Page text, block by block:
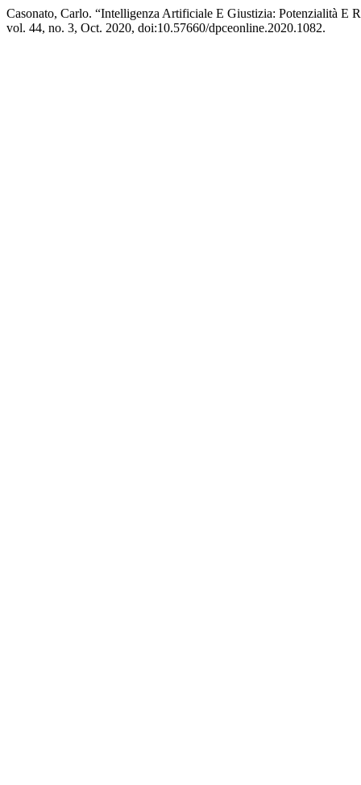
Casonato, Carlo. “Intelligenza Artificiale E Giustizia: Potenzialità E
vol. 44, no. 3, Oct. 2020, doi:10.57660/dpceonline.2020.1082.